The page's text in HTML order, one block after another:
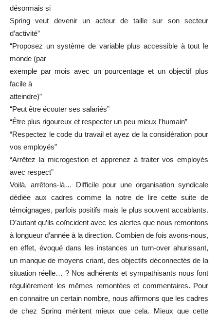
désormais si
Spring veut devenir un acteur de taille sur son secteur
d’activité”
“Proposez un système de variable plus accessible à tout le
monde (par
exemple par mois avec un pourcentage et un objectif plus
facile à
atteindre)”
“Peut être écouter ses salariés”
“Être plus rigoureux et respecter un peu mieux l’humain”
“Respectez le code du travail et ayez de la considération pour
vos employés”
“Arrêtez la microgestion et apprenez à traiter vos employés
avec respect”
Voilà, arrêtons-là… Difficile pour une organisation syndicale
dédiée aux cadres comme la notre de lire cette suite de
témoignages, parfois positifs mais le plus souvent accablants.
D’autant qu’ils coïncident avec les alertes que nous remontons
à longueur d’année à la direction. Combien de fois avons-nous,
en effet, évoqué dans les instances un turn-over ahurissant,
un manque de moyens criant, des objectifs déconnectés de la
situation réelle… ? Nos adhérents et sympathisants nous font
régulièrement les mêmes remontées et commentaires. Pour
en connaitre un certain nombre, nous affirmons que les cadres
de chez Spring méritent mieux que cela. Mieux que cette